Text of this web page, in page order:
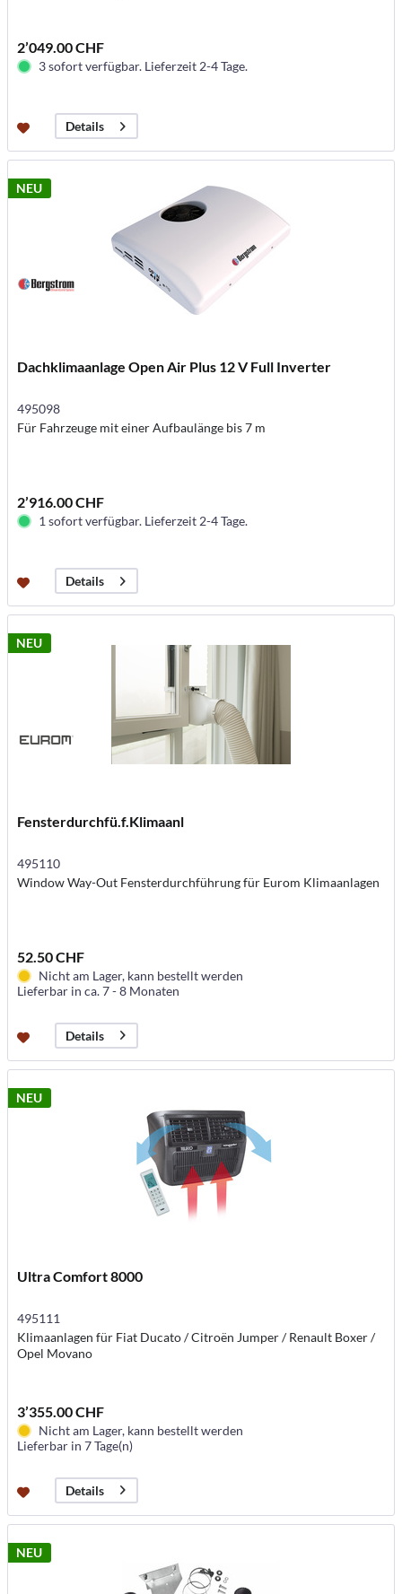
2’049.00 CHF
3 sofort verfügbar. Lieferzeit 2-4 Tage.
Details
NEU
Dachklimaanlage Open Air Plus 12 V Full Inverter
495098
Für Fahrzeuge mit einer Aufbaulänge bis 7 m
2’916.00 CHF
1 sofort verfügbar. Lieferzeit 2-4 Tage.
Details
NEU
Fensterdurchfü.f.Klimaanl
495110
Window Way-Out Fensterdurchführung für Eurom Klimaanlagen
52.50 CHF
Nicht am Lager, kann bestellt werden
Lieferbar in ca. 7 - 8 Monaten
Details
NEU
Ultra Comfort 8000
495111
Klimaanlagen für Fiat Ducato / Citroën Jumper / Renault Boxer /
Opel Movano
3’355.00 CHF
Nicht am Lager, kann bestellt werden
Lieferbar in 7 Tage(n)
Details
NEU